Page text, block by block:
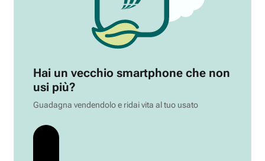
Hai un vecchio smartphone che non
usi più?
Guadagna vendendolo e ridai vita al tuo usato